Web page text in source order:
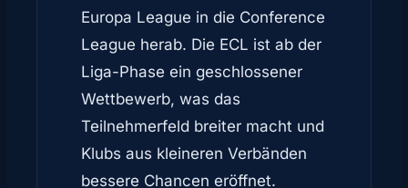
Europa League in die Conference
League herab. Die ECL ist ab der
Liga-Phase ein geschlossener
Wettbewerb, was das
Teilnehmerfeld breiter macht und
Klubs aus kleineren Verbänden
bessere Chancen eröffnet.